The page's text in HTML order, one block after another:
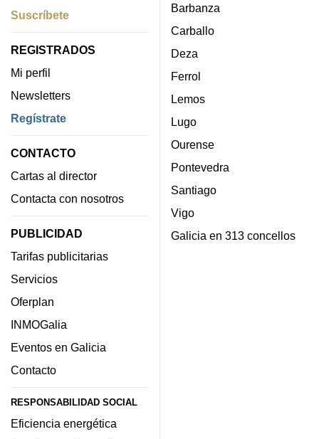
Suscríbete
REGISTRADOS
Mi perfil
Newsletters
Regístrate
CONTACTO
Cartas al director
Contacta con nosotros
PUBLICIDAD
Tarifas publicitarias
Servicios
Oferplan
INMOGalia
Eventos en Galicia
Contacto
RESPONSABILIDAD SOCIAL
Eficiencia energética
Barbanza
Carballo
Deza
Ferrol
Lemos
Lugo
Ourense
Pontevedra
Santiago
Vigo
Galicia en 313 concellos